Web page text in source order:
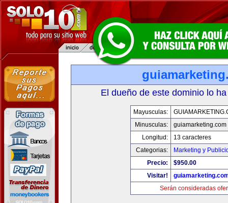
El dueño de este dominio lo
Mayusculas:
Minusculas:
guiamarketing.com
Longitud:
13 caracteres
Categorias:
Marketing y
Precio:
$950.00
Visitar!
Serán consideradas